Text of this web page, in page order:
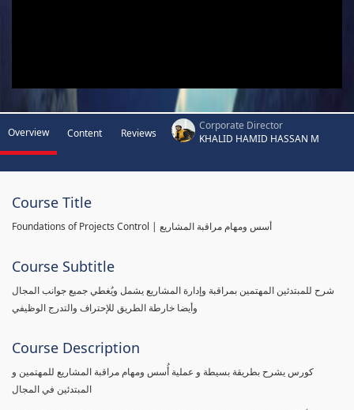
Overview Content Reviews
Corporate Director
KHALID HAMID HASSAN M
Course Title
Foundations of Projects Control | أسس ومهام مراقبة المشاريع
Course Subtitle
شرح للمبتدئين المهتمين بمراقبة وإدارة المشاريع يشمل ويُغطي جميع جوانب المجال
وأيضا خارطة الطريق للإحتراف والتدرج الوظيفي
Course Description
كورس يشرح بطريقة بسيطة و عملية أُسس ومهام مراقبة المشاريع للمهتمين و
المبتدئين في المجال